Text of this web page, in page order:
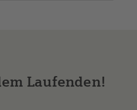
Laufenden!